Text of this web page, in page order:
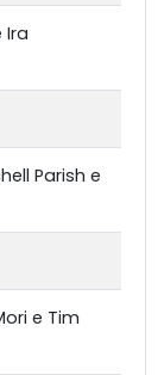
Ira
Parish e
e Tim